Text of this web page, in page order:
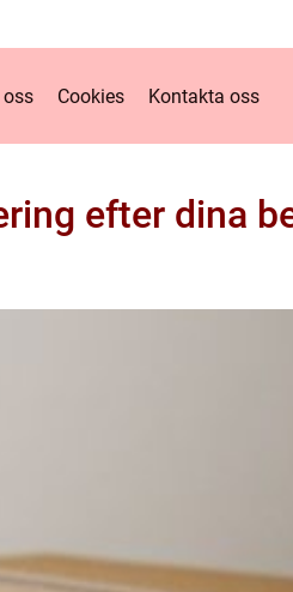
oss Cookies Kontakta oss
efter dina